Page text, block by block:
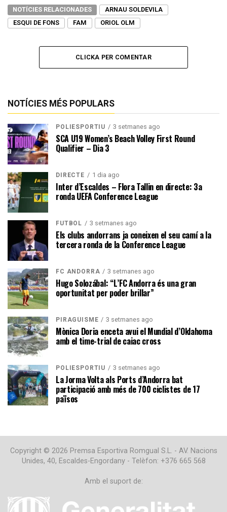
NOTÍCIES RELACIONADES
ARNAU SOLDEVILA
ESQUI DE FONS
FAM ORIOL OLM
CLICKA PER COMENTAR
NOTÍCIES MÉS POPULARS
POLIESPORTIU 3 setmanes ago
SCA U19 Women’s Beach Volley First Round
Qualifier – Dia 3
DIRECTE 1 dia ago
Inter d’Escaldes – Flora Tallin en directe: 3a
ronda UEFA Conference League
FUTBOL 3 setmanes ago
Els clubs andorrans ja coneixen el seu camí a la
tercera ronda de la Conference League
FC ANDORRA 3 setmanes ago
Hugo Solozábal: “L’FC Andorra és una gran
oportunitat per poder brillar”
PIRAGÜISME 3 setmanes ago
Mònica Doria enceta avui el Mundial d’Oklahoma
amb el time-trial de caiac cross
POLIESPORTIU 3 setmanes ago
La Jorma Volta als Ports d’Andorra bat
participació amb més de 700 ciclistes de 17
països
Copyright © 2026 Premsa Esportiva Romgual S.L. - AV. Nacions
Unides, 40, Escaldes-Engordany - Telèfon: +376 665 568
Amb el suport de: